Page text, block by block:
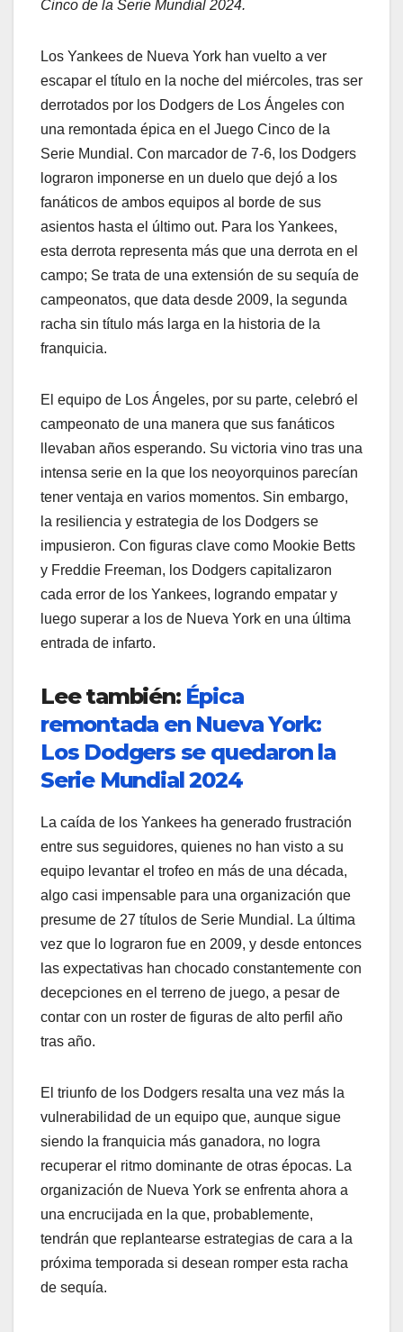
Cinco de la Serie Mundial 2024.
Los Yankees de Nueva York han vuelto a ver
escapar el título en la noche del miércoles, tras ser
derrotados por los Dodgers de Los Ángeles con
una remontada épica en el Juego Cinco de la
Serie Mundial. Con marcador de 7-6, los Dodgers
lograron imponerse en un duelo que dejó a los
fanáticos de ambos equipos al borde de sus
asientos hasta el último out. Para los Yankees,
esta derrota representa más que una derrota en el
campo; Se trata de una extensión de su sequía de
campeonatos, que data desde 2009, la segunda
racha sin título más larga en la historia de la
franquicia.
El equipo de Los Ángeles, por su parte, celebró el
campeonato de una manera que sus fanáticos
llevaban años esperando. Su victoria vino tras una
intensa serie en la que los neoyorquinos parecían
tener ventaja en varios momentos. Sin embargo,
la resiliencia y estrategia de los Dodgers se
impusieron. Con figuras clave como Mookie Betts
y Freddie Freeman, los Dodgers capitalizaron
cada error de los Yankees, logrando empatar y
luego superar a los de Nueva York en una última
entrada de infarto.
Lee también: Épica
remontada en Nueva York:
Los Dodgers se quedaron la
Serie Mundial 2024
La caída de los Yankees ha generado frustración
entre sus seguidores, quienes no han visto a su
equipo levantar el trofeo en más de una década,
algo casi impensable para una organización que
presume de 27 títulos de Serie Mundial. La última
vez que lo lograron fue en 2009, y desde entonces
las expectativas han chocado constantemente con
decepciones en el terreno de juego, a pesar de
contar con un roster de figuras de alto perfil año
tras año.
El triunfo de los Dodgers resalta una vez más la
vulnerabilidad de un equipo que, aunque sigue
siendo la franquicia más ganadora, no logra
recuperar el ritmo dominante de otras épocas. La
organización de Nueva York se enfrenta ahora a
una encrucijada en la que, probablemente,
tendrán que replantearse estrategias de cara a la
próxima temporada si desean romper esta racha
de sequía.